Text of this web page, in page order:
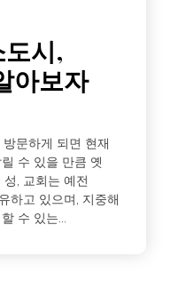
시,
아보자
문하게 되면 현재
수 있을 만큼 옛
, 교회는 예전
하고 있으며, 지중해
수 있는...